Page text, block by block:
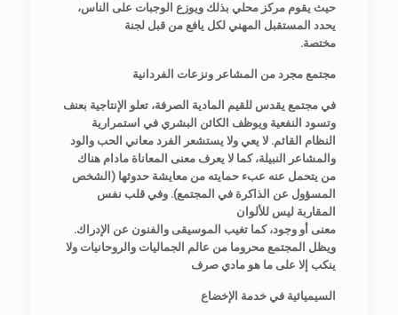
حيث يقوم مركز محلي بذلك ويوزع الوجبات على الناس،
يحدد المستقبل المهني لكل يافع من قبل لجنة
.مختصة
مجتمع مجرد من المشاعر ونزعات الفردانية
في مجتمع يقدس للقيم المادية الصرفة، تعلو الإنتاجية بعنف
وتسود النفعية ويوظف الكائن البشري في استمرارية
النظام القائم. لا يعي ولا يستشعر الفرد معاني الحب والود
والمشاعر النبيلة، كما لا يعرف معنى المعاناة مادام هناك
من يتحمل عنه عبء حمايته من معايشة حدوثها (الشخص
المسؤول عن الذاكرة في المجتمع). وفي قلب نفس
المقاربة ليس للألوان
.معنى أو وجود، كما تغيب الموسيقى والفنون عن الإدراك
ويظل المجتمع محروما من عالم الجماليات والروحانيات ولا
ينكب إلا على ما هو مادي صرف
السيميائية في خدمة الإخضاع